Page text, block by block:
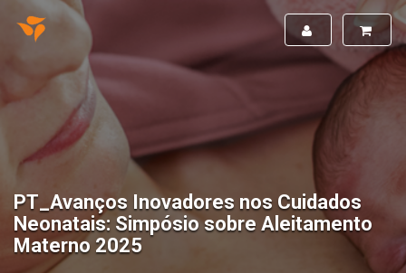
PT_Avanços Inovadores nos Cuidados
Neonatais: Simpósio sobre Aleitamento
Materno 2025